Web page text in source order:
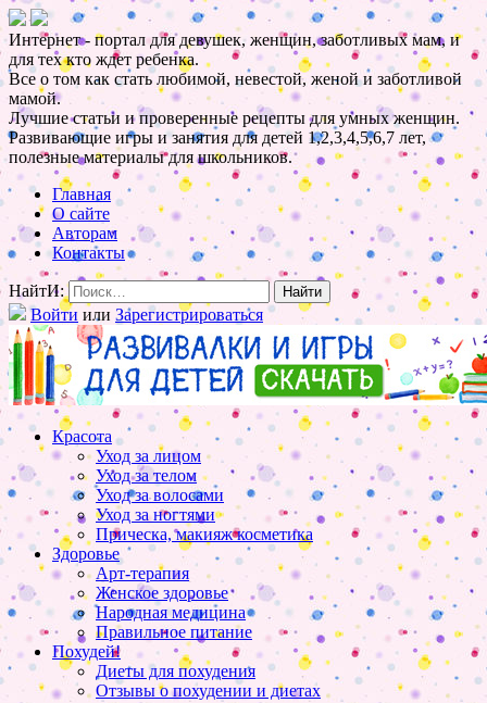
Интернет - портал для девушек, женщин, заботливых мам, и
для тех кто ждет ребенка.
Все о том как стать любимой, невестой, женой и заботливой
мамой.
Лучшие статьи и проверенные рецепты для умных женщин.
Развивающие игры и занятия для детей 1,2,3,4,5,6,7 лет,
полезные материалы для школьников.
Главная
О сайте
Авторам
Контакты
НайтИ:
Войти или Зарегистрироваться
Красота
Уход за лицом
Уход за телом
Уход за волосами
Уход за ногтями
Прическа, макияж косметика
Здоровье
Арт-терапия
Женское здоровье
Народная медицина
Правильное питание
Похудей!
Диеты для похудения
Отзывы о похудении и диетах